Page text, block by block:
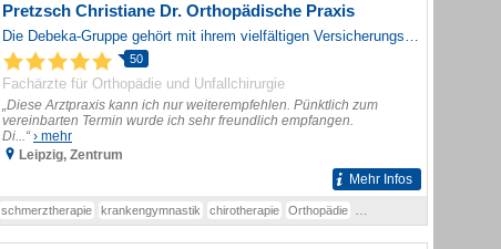
Pretzsch Christiane Dr. Orthopädische Praxis
Die Debeka-Gruppe gehört mit ihrem vielfältigen Versicherungs- und Finanzdienstleistungsangebot zu den Top Five der Versicherungs- und Bausparbranche in Deutschland.
50
Fachärzte für Orthopädie und Unfallchirurgie
„Diese Arztpraxis kann ich nur weiterempfehlen. Pünktlich zum
vereinbarten Termin wurde ich sehr freundlich empfangen.
Di...“› mehr
Leipzig, Zentrum
Mehr Infos
schmerztherapie krankengymnastik chirotherapie Orthopädie